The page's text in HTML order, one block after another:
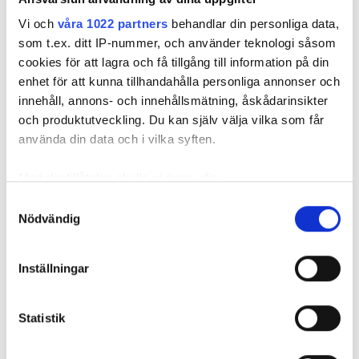
Vi och våra 1022 partners behandlar din personliga data,
som t.ex. ditt IP-nummer, och använder teknologi såsom
cookies för att lagra och få tillgång till information på din
enhet för att kunna tillhandahålla personliga annonser och
innehåll, annons- och innehållsmätning, åskådarinsikter
och produktutveckling. Du kan själv välja vilka som får
använda din data och i vilka syften.
som kan ha en noggrannhet på upp till flera meter
Ta reda på mer om hur dina personliga uppgifter
Du kan ändra eller dra tillbaka ditt samtycke när som
Nödvändig
Inställningar
Statistik
Visst är det skönt med pool och spabad
utomhus på sommaren. Men vet du vad
säker? Testa dina kunskaper i vår quiz.
MARIE GRANMAR